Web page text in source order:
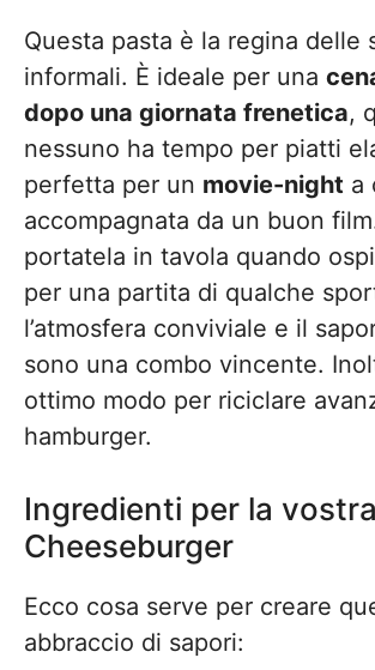
Questa pasta è la regina delle
informali. È ideale per una
dopo una giornata frenetica,
nessuno ha tempo per piatti
perfetta per un movie-night a
accompagnata da un buon
portatela in tavola quando
per una partita di qualche
l’atmosfera conviviale e il
sono una combo vincente.
ottimo modo per riciclare
hamburger.
Ingredienti per la
Cheeseburger
Ecco cosa serve per creare
abbraccio di sapori: